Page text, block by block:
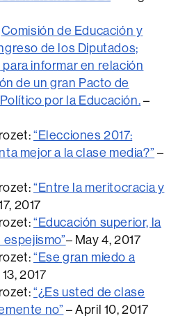
Comisión de Educación y
de los Diputados;
para informar en relación
de un gran Pacto de
por la Educación.–
“Elecciones 2017:
mejor a la clase media?” –
“Entre la meritocracia y
2017
“Educación superior, la
– May 4, 2017
“Ese gran miedo a
2017
“¿Es usted de clase
no” – April 10, 2017